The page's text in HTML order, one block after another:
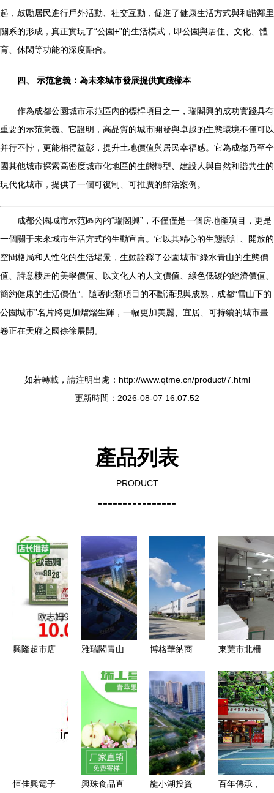
起，鼓勵居民進行戶外活動、社交互動，促進了健康生活方式與和諧鄰里
關系的形成，真正實現了“公園+”的生活模式，即公園與居住、文化、體
育、休閑等功能的深度融合。
四、 示范意義：為未來城市發展提供實踐樣本
作為成都公園城市示范區內的標桿項目之一，瑞閣興的成功實踐具有
重要的示范意義。它證明，高品質的城市開發與卓越的生態環境不僅可以
并行不悖，更能相得益彰，提升土地價值與居民幸福感。它為成都乃至全
國其他城市探索高密度城市化地區的生態轉型、建設人與自然和諧共生的
現代化城市，提供了一個可復制、可推廣的鮮活案例。
成都公園城市示范區內的“瑞閣興”，不僅僅是一個房地產項目，更是
一個關于未來城市生活方式的生動宣言。它以其精心的生態設計、開放的
空間格局和人性化的生活場景，生動詮釋了公園城市“綠水青山的生態價
值、詩意棲居的美學價值、以文化人的人文價值、綠色低碳的經濟價值、
簡約健康的生活價值”。隨著此類項目的不斷涌現與成熟，成都“雪山下的
公園城市”名片將更加熠熠生輝，一幅更加美麗、宜居、可持續的城市畫
卷正在天府之國徐徐展開。
如若轉載，請注明出處：http://www.qtme.cn/product/7.html
更新時間：2026-08-07 16:07:52
產品列表
PRODUCT
----------------
興隆超市店
雅瑞閣青山
興
博格華納商
高端化戰略
以瑞閣興為
例的創新與
轉型之路
東莞市北柵
廠舍A0009
集體資產瑞
閣興的規范
化管理實踐
恒佳興電子 興珠食品直 龍小湖投資 百年傳承，